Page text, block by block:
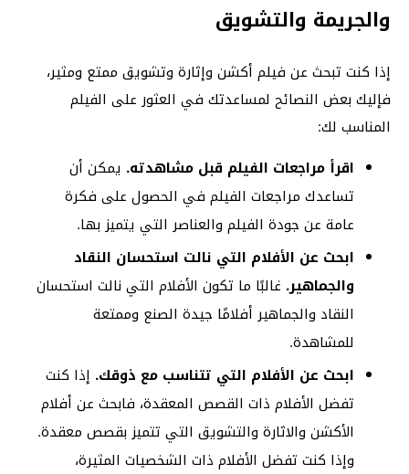
والجريمة والتشويق
إذا كنت تبحث عن فيلم أكشن وإثارة وتشويق ممتع ومثير،
فإليك بعض النصائح لمساعدتك في العثور على الفيلم
المناسب لك:
اقرأ مراجعات الفيلم قبل مشاهدته. يمكن أن
تساعدك مراجعات الفيلم في الحصول على فكرة
عامة عن جودة الفيلم والعناصر التي يتميز بها.
ابحث عن الأفلام التي نالت استحسان النقاد
والجماهير. غالبًا ما تكون الأفلام التي نالت استحسان
النقاد والجماهير أفلامًا جيدة الصنع وممتعة
للمشاهدة.
ابحث عن الأفلام التي تتناسب مع ذوقك. إذا كنت
تفضل الأفلام ذات القصص المعقدة، فابحث عن أفلام
الأكشن والاثارة والتشويق التي تتميز بقصص معقدة.
وإذا كنت تفضل الأفلام ذات الشخصيات المثيرة،